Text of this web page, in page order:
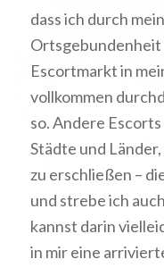
dass ich durch
Ortsgebundenheit
Escortmarkt in
vollkommen
so. Andere
Städte und
zu erschließen –
und strebe ich
kannst darin
in mir eine